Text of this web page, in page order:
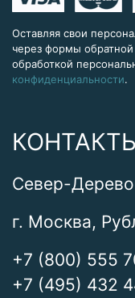
Оставляя свои
через формы обратной
обработкой
конфиденциальности.
Север-Дерево
г. Москва,
+7 (800) 555
+7 (495) 432